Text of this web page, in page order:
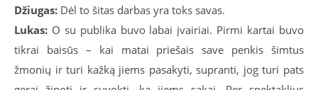
Džiugas: Dėl to šitas darbas yra toks savas.
Lukas: O su publika buvo labai įvairiai. Pirmi kartai buvo
tikrai baisūs – kai matai priešais save penkis šimtus
žmonių ir turi kažką jiems pasakyti, supranti, jog turi pats